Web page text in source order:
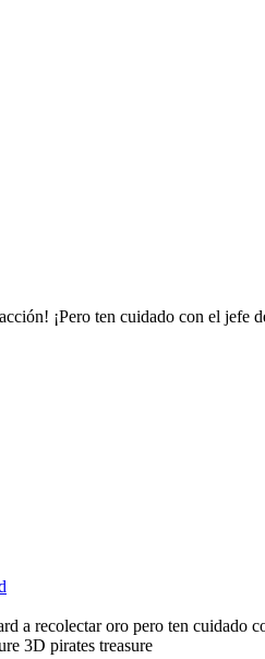
¡Pero ten cuidado con el
a recolectar oro pero ten cuidado
3D pirates treasure